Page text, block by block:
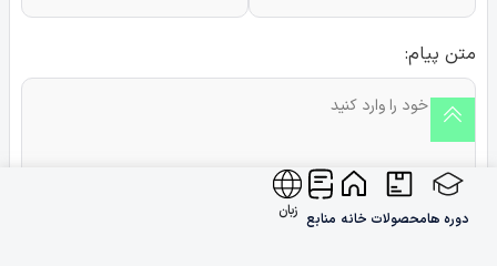
متن پیام:
دوره هامحصولات خانه منابع زبان